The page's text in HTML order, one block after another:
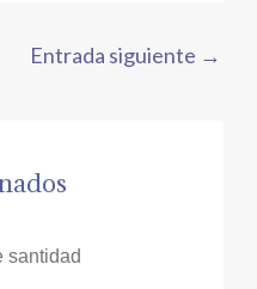
Entrada siguiente →
santidad